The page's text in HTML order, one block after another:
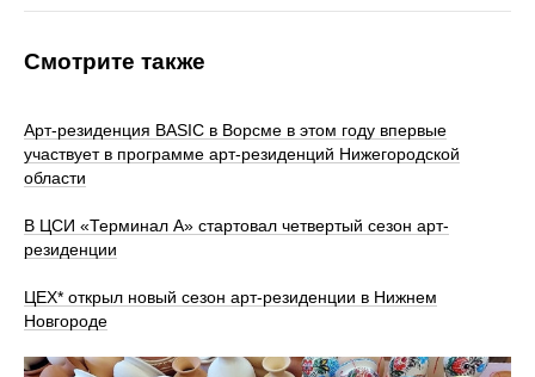
Смотрите также
Арт-резиденция BASIC в Ворсме в этом году впервые
участвует в программе арт-резиденций Нижегородской
области
В ЦСИ «Терминал А» стартовал четвертый сезон арт-
резиденции
ЦЕХ* открыл новый сезон арт‑резиденции в Нижнем
Новгороде